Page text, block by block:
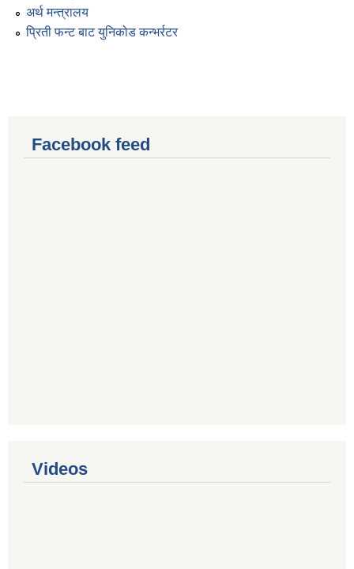
अर्थ मन्त्रालय
प्रिती फन्ट बाट युनिकोड कन्भर्रटर
Facebook feed
Videos